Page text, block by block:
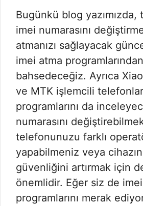
Bugünkü blog
imei numarasını
atmanızı sağlayacak
imei atma programlarından
bahsedeceğiz. Ayrıca
ve MTK işlemcili
programlarını da
numarasını
telefonunuzu farklı
yapabilmeniz veya
güvenliğini artırmak için
önemlidir. Eğer siz de
programlarını merak